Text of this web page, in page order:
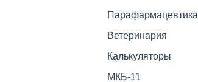
Парафармацевтика
Ветеринария
Калькуляторы
МКБ-11